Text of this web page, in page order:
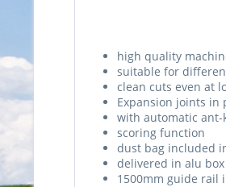
high quality
suitable for
clean cuts even at
Expansion joints in
with automatic ant-
scoring function
dust bag included
delivered in alu box
1500mm guide rail